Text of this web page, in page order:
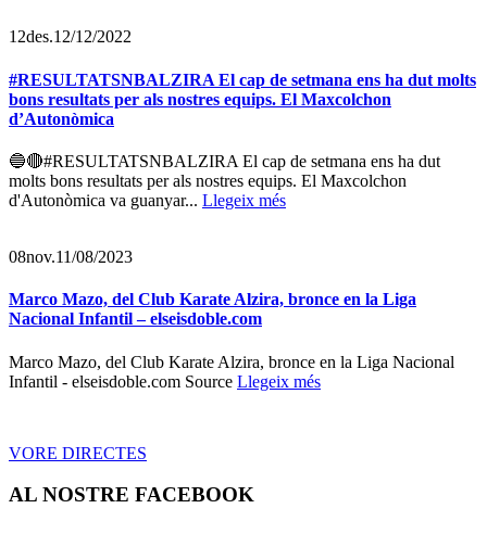
12des.12/12/2022
#RESULTATSNBALZIRA El cap de setmana ens ha dut molts
bons resultats per als nostres equips. El Maxcolchon
d’Autonòmica
🔵🔴#RESULTATSNBALZIRA El cap de setmana ens ha dut
molts bons resultats per als nostres equips. El Maxcolchon
d'Autonòmica va guanyar... Llegeix més
08nov.11/08/2023
Marco Mazo, del Club Karate Alzira, bronce en la Liga
Nacional Infantil – elseisdoble.com
Marco Mazo, del Club Karate Alzira, bronce en la Liga Nacional
Infantil - elseisdoble.com Source Llegeix més
VORE DIRECTES
AL NOSTRE FACEBOOK